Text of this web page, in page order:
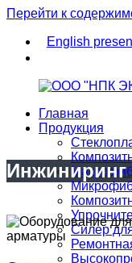
Перейти к
English
EccoTexx
Композитная
от
производителя
Главная
Продукция
Силер
Инжиниринг